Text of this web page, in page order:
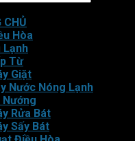
CHỦ
Hòa
Lạnh
Từ
Giặt
Nước Nóng Lạnh
Nướng
Rửa Bát
Sấy Bát